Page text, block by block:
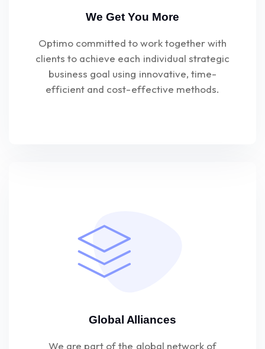
We Get You More
Optimo committed to work together with
clients to achieve each individual strategic
business goal using innovative, time-
efficient and cost-effective methods.
Global Alliances
We are part of the global network of